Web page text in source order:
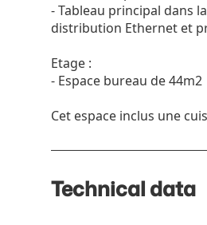
- Tableau principal dans
distribution Ethernet et
Etage :
- Espace bureau de 44m2
Cet espace inclus une
Technical data